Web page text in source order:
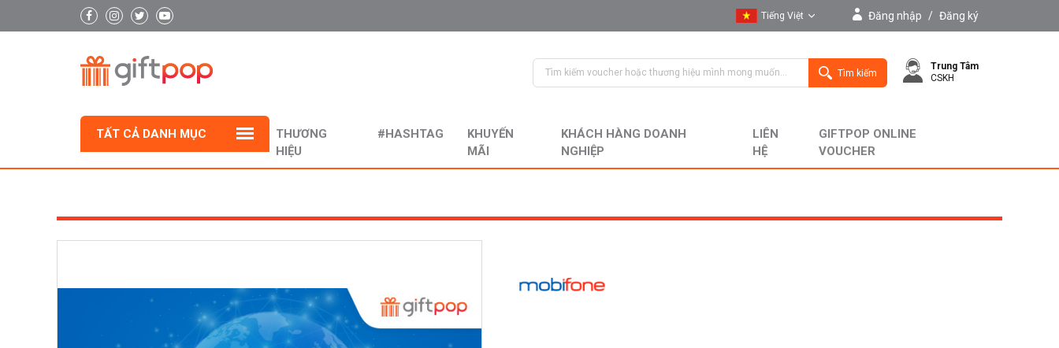
Tiếng Việt
English
Đăng nhập / Đăng ký
Tìm kiếm
Trung Tâm
CSKH
TẤT CẢ DANH MỤC
THƯƠNG
HIỆU
#HASHTAG
KHUYẾN
MÃI
KHÁCH HÀNG DOANH
NGHIỆP
LIÊN
HỆ
GIFTPOP ONLINE
VOUCHER